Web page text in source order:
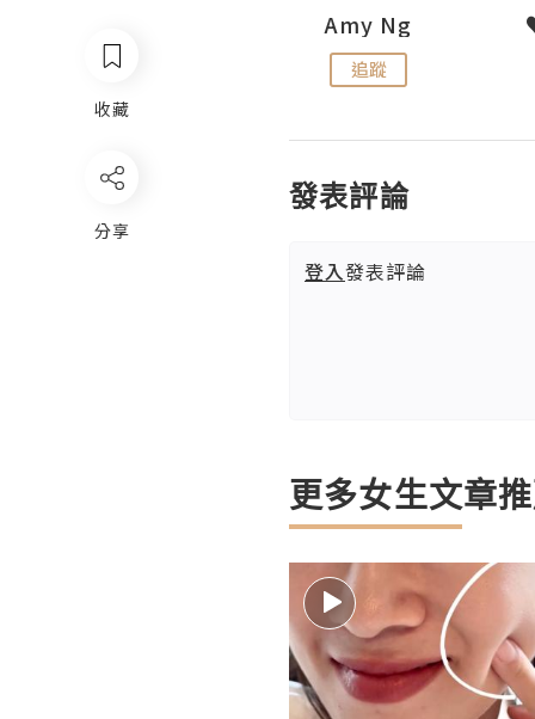
收藏
分享
Amy Ng
追蹤
發表評論
登入發表評論
更多女生文章